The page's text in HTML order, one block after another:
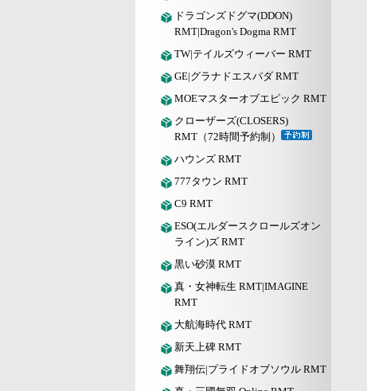
ドラゴンズドグマ(DDON)
RMT|Dragon's Dogma RMT
TW|テイルズウィーバー RMT
GE|グラナドエスパダ RMT
MOEマスターオブエピック RMT
クローザーズ(CLOSERS)
RMT（72時間予約制）
ハウンズ RMT
777タウン RMT
C9 RMT
ESO(エルダースクロールズオン
ライン)ズ RMT
黒い砂漠 RMT
真・女神転生 RMT|IMAGINE
RMT
大航海時代 RMT
新天上碑 RMT
舞翔伝|プライドオブソウル RMT